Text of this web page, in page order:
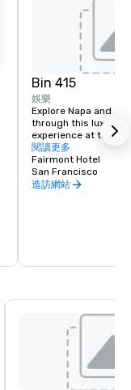
Bin 415
娛樂
Explore Napa and
through this luxury
experience at the
Experienced
your tastes,
your journey to
bespoke experience
閱讀更多
Fairmont Hotel
San Francisco
造訪網站